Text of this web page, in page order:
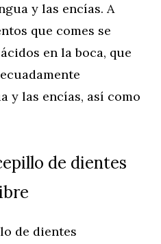
y las encías. A
que comes se
en la boca, que
y las encías, así como
de dientes
de dientes